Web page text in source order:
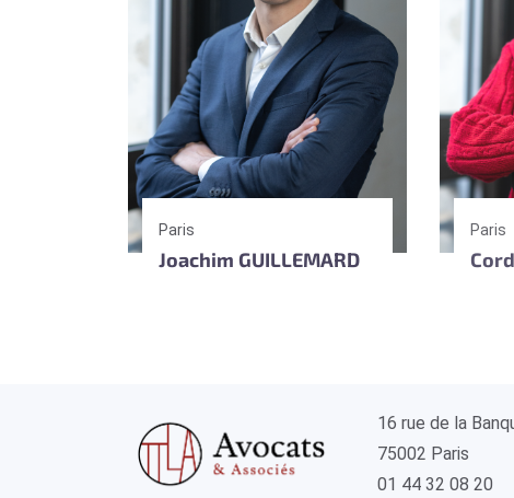
Paris
Joachim GUILLEMARD
Paris
16 rue de la
75002 Paris
01 44 32 08 20